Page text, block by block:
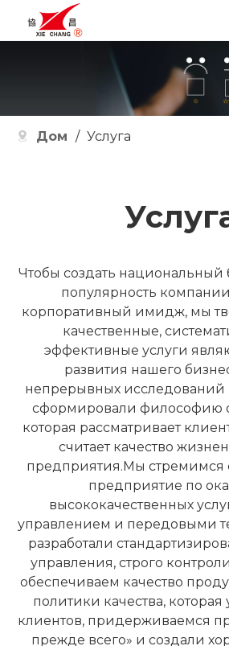
Дом / Услуга
Чтобы создать национальный
популярность
корпоративный имидж, мы
качественные,
эффективные услуги
развития нашего
непрерывных исследований
сформировали философию
которая рассматривает
считает качество
предприятия.Мы стремимся
предприятие по
высококачественных
управлением и передовыми
разработали
управления, строго
обеспечиваем качество
политики качества, которая
клиентов, придерживаемся
прежде всего» и создали